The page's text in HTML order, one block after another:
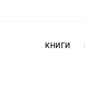
КНИГИ